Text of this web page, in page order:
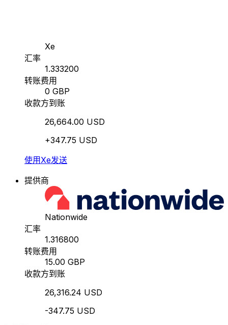
Xe
汇率
1.333200
转账费用
0 GBP
收款方到账
26,664.00 USD
+347.75 USD
使用Xe发送
提供商
Nationwide
汇率
1.316800
转账费用
15.00 GBP
收款方到账
26,316.24 USD
-347.75 USD